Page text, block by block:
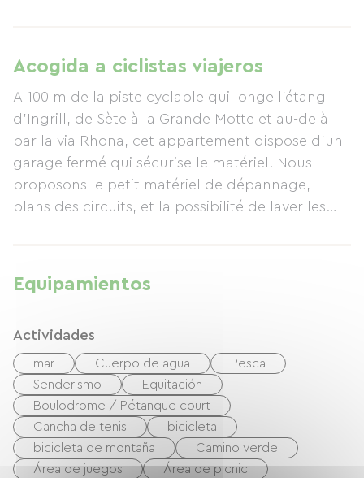
aparcamiento público en las inmediaciones.
Restaurantes y tiendas, incluyendo una tienda
de alquiler de bicicletas, se encuentran a poca
distancia. Numerosos carriles bici ofrecen una
variedad de rutas que parten de los
alrededores. El propietario le dará la bienvenida.
Se aceptan vales vacacionales. También
ofrecemos casas rurales (gîtes) cerca de
consulte nuestra página web para más detalles.
Acogida a ciclistas viajeros
A 100 m de la piste cyclable qui longe l'étang
d'Ingrill, de Sète à la Grande Motte et au-delà
par la via Rhona, cet appartement dispose d'un
garage fermé qui sécurise le matériel. Nous
proposons le petit matériel de dépannage,
plans des circuits, et la possibilité de laver les
complémentaire et le dépannage éventuel.
Charge des batteries dans l'appartement.
"cyclistes" dans nos gîtes près de Sommières.
Equipamientos
Actividades
mar Cuerpo de agua
Pesca
Senderismo
Equitación
Boulodrome / Pétanque court
Cancha de tenis
bicicleta
bicicleta de montaña
Camino verde
Área de juegos
Área de picnic